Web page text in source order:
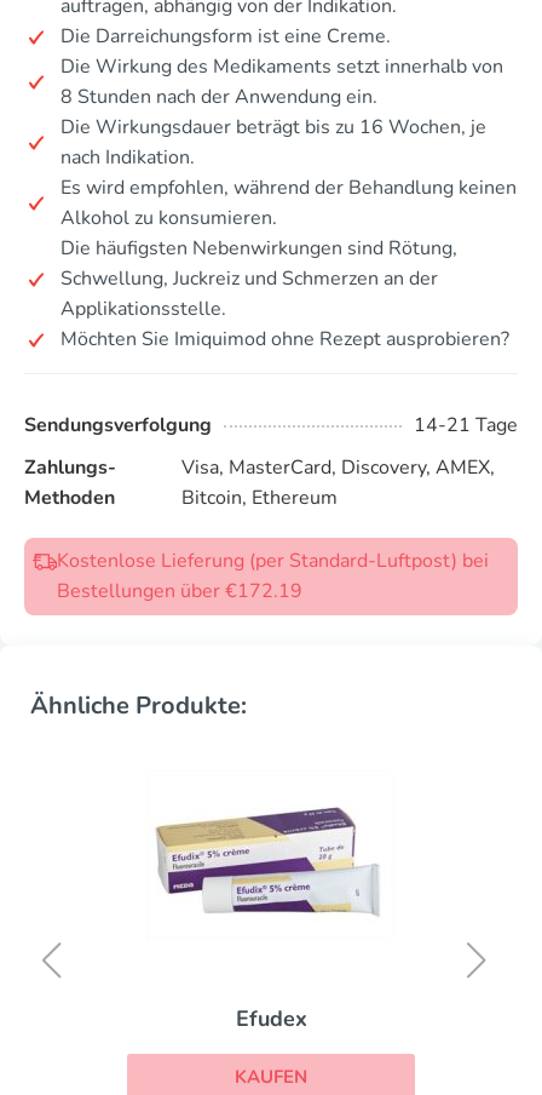
auftragen, abhängig von der Indikation.
Die Darreichungsform ist eine Creme.
Die Wirkung des Medikaments setzt innerhalb von
8 Stunden nach der Anwendung ein.
Die Wirkungsdauer beträgt bis zu 16 Wochen, je
nach Indikation.
Es wird empfohlen, während der Behandlung keinen
Alkohol zu konsumieren.
Die häufigsten Nebenwirkungen sind Rötung,
Schwellung, Juckreiz und Schmerzen an der
Applikationsstelle.
Möchten Sie Imiquimod ohne Rezept ausprobieren?
Sendungsverfolgung
14-21 Tage
Zahlungs-
Methoden
Visa, MasterCard, Discovery, AMEX,
Bitcoin, Ethereum
Kostenlose Lieferung (per Standard-Luftpost) bei
Bestellungen über €172.19
Ähnliche Produkte:
Efudex
KAUFEN